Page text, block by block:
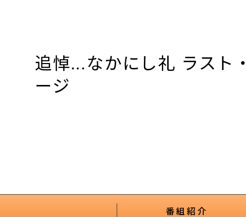
追悼...なかにし礼 ラスト
ージ
番組紹介